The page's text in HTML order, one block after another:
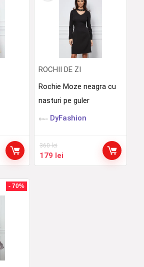
ROCHII DE ZI
Rochie Moze neagra cu
nasturi pe guler
DyFashion
360lei
Prețul
inițial
179 leiPrețul
curent
- 70%